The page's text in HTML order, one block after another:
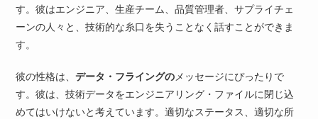
す。彼はエンジニア、生産チーム、品質管理者、サプライチェ
ーンの人々と、技術的な糸口を失うことなく話すことができま
す。
彼の性格は、データ・フライングの メッセージにぴったりで
す。彼は、技術データをエンジニアリング・ファイルに閉じ込
めてはいけないと考えています。適切なステータス、適切な所